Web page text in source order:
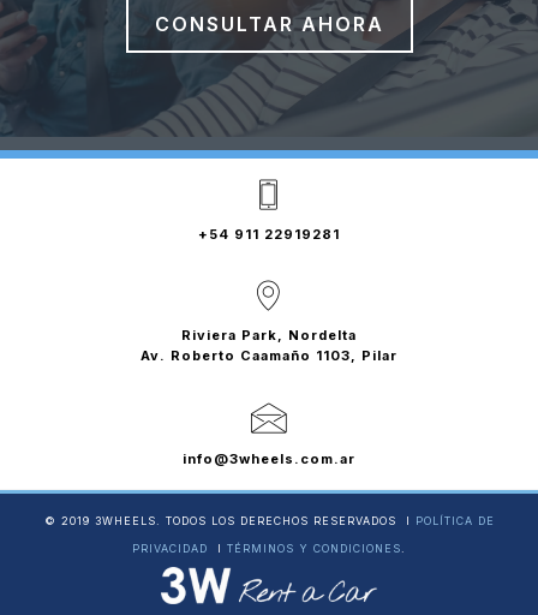
CONSULTAR AHORA
+54 911 22919281
Riviera Park, Nordelta
Av. Roberto Caamaño 1103, Pilar
info@3wheels.com.ar
© 2019 3WHEELS. TODOS LOS DERECHOS RESERVADOS І POLÍTICA DE
PRIVACIDAD І TÉRMINOS Y CONDICIONES